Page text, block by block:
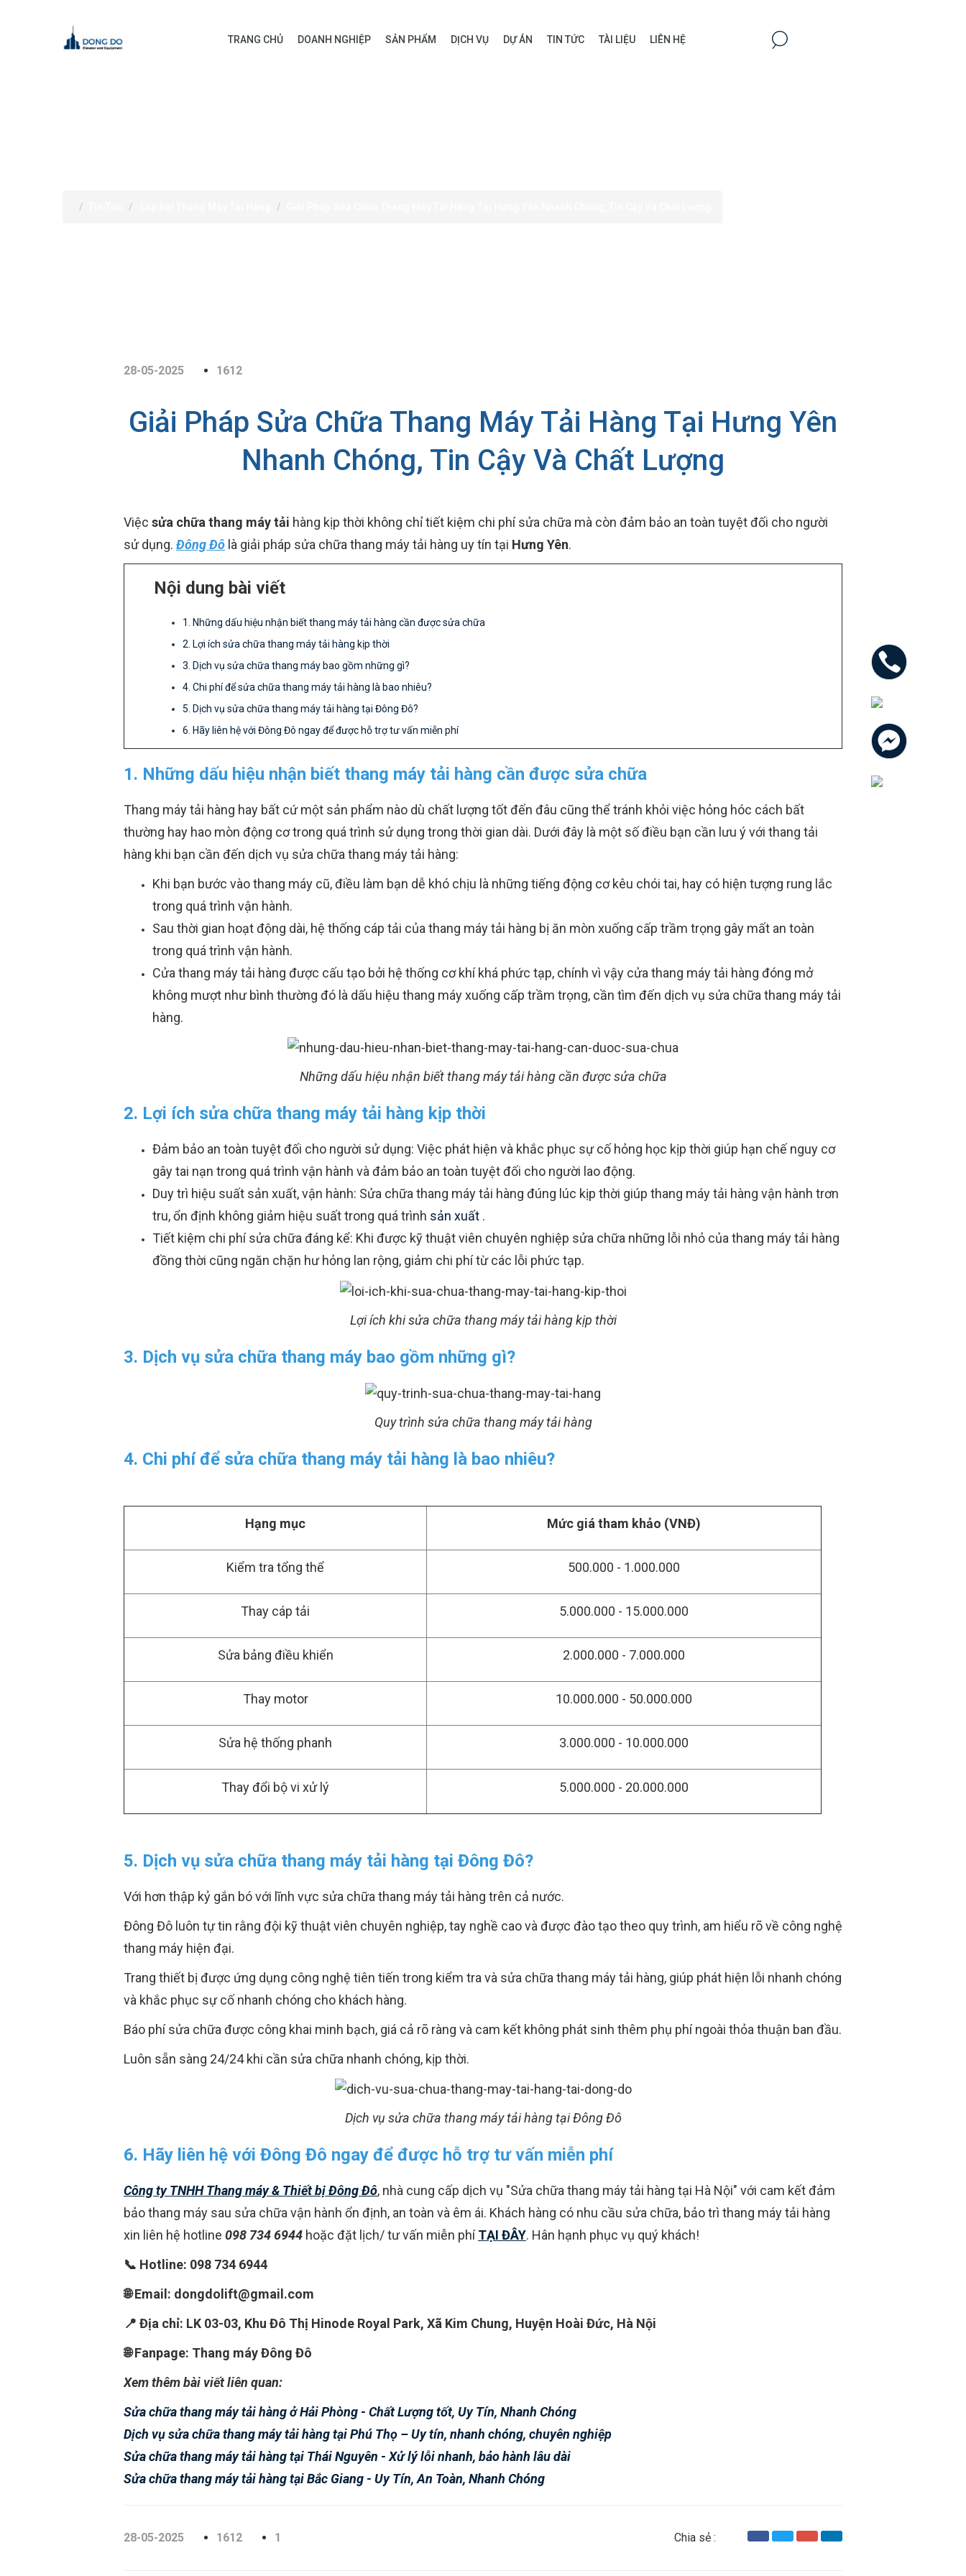
TRANG CHỦ DOANH NGHIỆP SẢN PHẨM DỊCH VỤ DỰ ÁN TIN TỨC TÀI LIỆU LIÊN HỆ
28-05-2025 1612
Giải Pháp Sửa Chữa Thang Máy Tải Hàng Tại Hưng Yên
Nhanh Chóng, Tin Cậy Và Chất Lượng
Việc sửa chữa thang máy tải hàng kịp thời không chỉ tiết kiệm chi phí sửa chữa mà còn đảm bảo an toàn tuyệt đối cho người
sử dụng. Đông Đô là giải pháp sửa chữa thang máy tải hàng uy tín tại Hưng Yên.
Nội dung bài viết
1. Những dấu hiệu nhận biết thang máy tải hàng cần được sửa chữa
2. Lợi ích sửa chữa thang máy tải hàng kịp thời
3. Dịch vụ sửa chữa thang máy bao gồm những gì?
4. Chi phí để sửa chữa thang máy tải hàng là bao nhiêu?
5. Dịch vụ sửa chữa thang máy tải hàng tại Đông Đô?
6. Hãy liên hệ với Đông Đô ngay để được hỗ trợ tư vấn miễn phí
1. Những dấu hiệu nhận biết thang máy tải hàng cần được sửa chữa
Thang máy tải hàng hay bất cứ một sản phẩm nào dù chất lượng tốt đến đâu cũng thể tránh khỏi việc hỏng hóc cách bất
thường hay hao mòn động cơ trong quá trình sử dụng trong thời gian dài. Dưới đây là một số điều bạn cần lưu ý với thang tải
hàng khi bạn cần đến dịch vụ sửa chữa thang máy tải hàng:
Khi bạn bước vào thang máy cũ, điều làm bạn dễ khó chịu là những tiếng động cơ kêu chói tai, hay có hiện tượng rung lắc
trong quá trình vận hành.
Sau thời gian hoạt động dài, hệ thống cáp tải của thang máy tải hàng bị ăn mòn xuống cấp trầm trọng gây mất an toàn
trong quá trình vận hành.
Cửa thang máy tải hàng được cấu tạo bởi hệ thống cơ khí khá phức tạp, chính vì vậy cửa thang máy tải hàng đóng mở
không mượt như bình thường đó là dấu hiệu thang máy xuống cấp trầm trọng, cần tìm đến dịch vụ sửa chữa thang máy tải
hàng.
Những dấu hiệu nhận biết thang máy tải hàng cần được sửa chữa
2. Lợi ích sửa chữa thang máy tải hàng kịp thời
Đảm bảo an toàn tuyệt đối cho người sử dụng: Việc phát hiện và khắc phục sự cố hỏng học kịp thời giúp hạn chế nguy cơ
gây tai nạn trong quá trình vận hành và đảm bảo an toàn tuyệt đối cho người lao động.
Duy trì hiệu suất sản xuất, vận hành: Sửa chữa thang máy tải hàng đúng lúc kịp thời giúp thang máy tải hàng vận hành trơn
tru, ổn định không giảm hiệu suất trong quá trình sản xuất .
Tiết kiệm chi phí sửa chữa đáng kể: Khi được kỹ thuật viên chuyên nghiệp sửa chữa những lỗi nhỏ của thang máy tải hàng
đồng thời cũng ngăn chặn hư hỏng lan rộng, giảm chi phí từ các lỗi phức tạp.
Lợi ích khi sửa chữa thang máy tải hàng kịp thời
3. Dịch vụ sửa chữa thang máy bao gồm những gì?
Quy trình sửa chữa thang máy tải hàng
4. Chi phí để sửa chữa thang máy tải hàng là bao nhiêu?
Hạng mục Mức giá tham khảo (VNĐ)
Kiểm tra tổng thể 500.000 - 1.000.000
Thay cáp tải 5.000.000 - 15.000.000
Sửa bảng điều khiển 2.000.000 - 7.000.000
Thay motor 10.000.000 - 50.000.000
Sửa hệ thống phanh 3.000.000 - 10.000.000
Thay đổi bộ vi xử lý 5.000.000 - 20.000.000
5. Dịch vụ sửa chữa thang máy tải hàng tại Đông Đô?
Với hơn thập kỷ gắn bó với lĩnh vực sửa chữa thang máy tải hàng trên cả nước.
Đông Đô luôn tự tin rằng đội kỹ thuật viên chuyên nghiệp, tay nghề cao và được đào tạo theo quy trình, am hiểu rõ về công nghệ
thang máy hiện đại.
Trang thiết bị được ứng dụng công nghệ tiên tiến trong kiểm tra và sửa chữa thang máy tải hàng, giúp phát hiện lỗi nhanh chóng
và khắc phục sự cố nhanh chóng cho khách hàng.
Báo phí sửa chữa được công khai minh bạch, giá cả rõ ràng và cam kết không phát sinh thêm phụ phí ngoài thỏa thuận ban đầu.
Luôn sẵn sàng 24/24 khi cần sửa chữa nhanh chóng, kịp thời.
Dịch vụ sửa chữa thang máy tải hàng tại Đông Đô
6. Hãy liên hệ với Đông Đô ngay để được hỗ trợ tư vấn miễn phí
Công ty TNHH Thang máy & Thiết bị Đông Đô, nhà cung cấp dịch vụ "Sửa chữa thang máy tải hàng tại Hà Nội" với cam kết đảm
bảo thang máy sau sửa chữa vận hành ổn định, an toàn và êm ái. Khách hàng có nhu cầu sửa chữa, bảo trì thang máy tải hàng
xin liên hệ hotline 098 734 6944 hoặc đặt lịch/ tư vấn miễn phíTẠI ĐÂY. Hân hạnh phục vụ quý khách!
📞 Hotline: 098 734 6944
🌐 Email: dongdolift@gmail.com
📍 Địa chỉ: LK 03-03, Khu Đô Thị Hinode Royal Park, Xã Kim Chung, Huyện Hoài Đức, Hà Nội
🌐 Fanpage: Thang máy Đông Đô
Xem thêm bài viết liên quan:
Sửa chữa thang máy tải hàng ở Hải Phòng - Chất Lượng tốt, Uy Tín, Nhanh Chóng
Dịch vụ sửa chữa thang máy tải hàng tại Phú Thọ – Uy tín, nhanh chóng, chuyên nghiệp
Sửa chữa thang máy tải hàng tại Thái Nguyên - Xử lý lỗi nhanh, bảo hành lâu dài
Sửa chữa thang máy tải hàng tại Bắc Giang - Uy Tín, An Toàn, Nhanh Chóng
28-05-2025 1612 1 Chia sẻ :